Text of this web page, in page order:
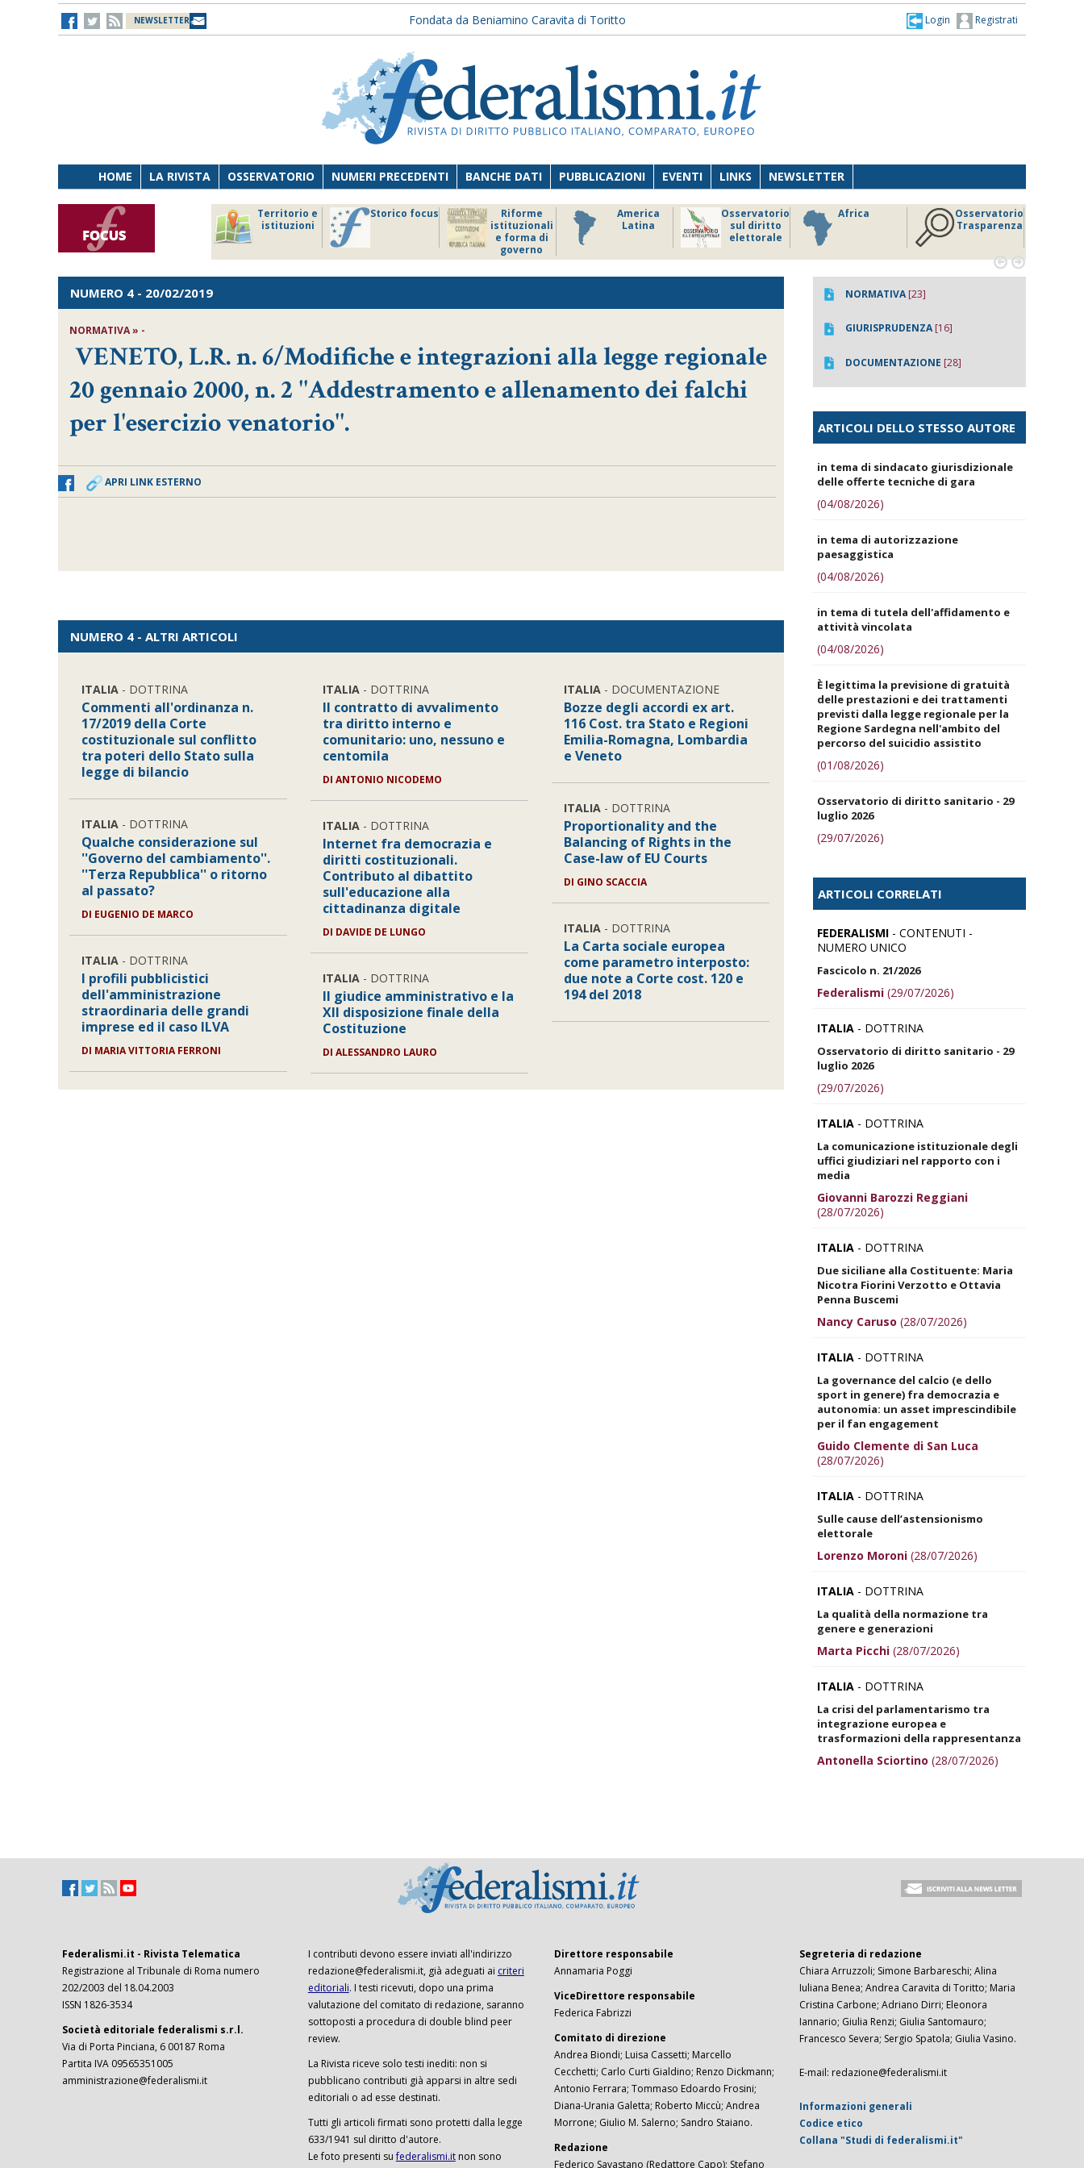
NEWSLETTER Fondata da Beniamino Caravita di Toritto Registrati
Login
HOME LA RIVISTA OSSERVATORIO NUMERI PRECEDENTI BANCHE DATI PUBBLICAZIONI EVENTI LINKS NEWSLETTER
Territorio e
istituzioni
Storico focus
Riforme
istituzionali
e forma di
governo
America
Latina
Osservatorio
sul diritto
elettorale
Africa
Osservatorio
Trasparenza
 
NUMERO 4 - 20/02/2019
NORMATIVA » -
VENETO, L.R. n. 6/Modifiche e integrazioni alla legge regionale
20 gennaio 2000, n. 2 ''Addestramento e allenamento dei falchi
per l'esercizio venatorio''.
APRI LINK ESTERNO
NUMERO 4 - ALTRI ARTICOLI
ITALIA - DOTTRINA
Commenti all'ordinanza n.
17/2019 della Corte
costituzionale sul conflitto
tra poteri dello Stato sulla
legge di bilancio
ITALIA - DOTTRINA
Qualche considerazione sul
''Governo del cambiamento''.
''Terza Repubblica'' o ritorno
al passato?
DI EUGENIO DE MARCO
ITALIA - DOTTRINA
I profili pubblicistici
dell'amministrazione
straordinaria delle grandi
imprese ed il caso ILVA
DI MARIA VITTORIA FERRONI
ITALIA - DOTTRINA
Il contratto di avvalimento
tra diritto interno e
comunitario: uno, nessuno e
centomila
DIANTONIO NICODEMO
ITALIA - DOTTRINA
Internet fra democrazia e
diritti costituzionali.
Contributo al dibattito
sull'educazione alla
cittadinanza digitale
DI DAVIDE DE LUNGO
ITALIA - DOTTRINA
Il giudice amministrativo e la
XII disposizione finale della
Costituzione
DIALESSANDRO LAURO
ITALIA- DOCUMENTAZIONE
Bozze degli accordi ex art.
116 Cost. tra Stato e Regioni
Emilia-Romagna, Lombardia
e Veneto
ITALIA- DOTTRINA
Proportionality and the
Balancing of Rights in the
Case-law of EU Courts
DI GINO SCACCIA
ITALIA- DOTTRINA
La Carta sociale europea
come parametro interposto:
due note a Corte cost. 120 e
194 del 2018
NORMATIVA[23]
GIURISPRUDENZA[16]
DOCUMENTAZIONE [28]
ARTICOLI DELLO STESSO AUTORE
in tema di sindacato giurisdizionale
delle offerte tecniche di gara
(04/08/2026)
in tema di autorizzazione
paesaggistica
(04/08/2026)
in tema di tutela dell'affidamento e
attività vincolata
(04/08/2026)
È legittima la previsione di gratuità
delle prestazioni e dei trattamenti
previsti dalla legge regionale per la
Regione Sardegna nell'ambito del
percorso del suicidio assistito
(01/08/2026)
Osservatorio di diritto sanitario - 29
luglio 2026
(29/07/2026)
ARTICOLI CORRELATI
FEDERALISMI - CONTENUTI -
NUMERO UNICO
Fascicolo n. 21/2026
Federalismi (29/07/2026)
ITALIA - DOTTRINA
Osservatorio di diritto sanitario - 29
luglio 2026
(29/07/2026)
ITALIA - DOTTRINA
La comunicazione istituzionale degli
uffici giudiziari nel rapporto con i
media
Giovanni Barozzi Reggiani
(28/07/2026)
ITALIA - DOTTRINA
Due siciliane alla Costituente: Maria
Nicotra Fiorini Verzotto e Ottavia
Penna Buscemi
Nancy Caruso (28/07/2026)
ITALIA - DOTTRINA
La governance del calcio (e dello
sport in genere) fra democrazia e
autonomia: un asset imprescindibile
per il fan engagement
Guido Clemente di San Luca
(28/07/2026)
ITALIA - DOTTRINA
Sulle cause dell’astensionismo
elettorale
Lorenzo Moroni (28/07/2026)
ITALIA - DOTTRINA
La qualità della normazione tra
genere e generazioni
Marta Picchi (28/07/2026)
ITALIA - DOTTRINA
La crisi del parlamentarismo tra
integrazione europea e
trasformazioni della rappresentanza
Antonella Sciortino (28/07/2026)
Federalismi.it - Rivista Telematica
Registrazione al Tribunale di Roma numero
202/2003 del 18.04.2003
ISSN 1826-3534
Società editoriale federalismi s.r.l.
Via di Porta Pinciana, 6 00187 Roma
Partita IVA 09565351005
amministrazione@federalismi.it
I contributi devono essere inviati all'indirizzo
redazione@federalismi.it, già adeguati ai criteri
editoriali. I testi ricevuti, dopo una prima
valutazione del comitato di redazione, saranno
sottoposti a procedura di double blind peer
review.
La Rivista riceve solo testi inediti: non si
pubblicano contributi già apparsi in altre sedi
editoriali o ad esse destinati.
Tutti gli articoli firmati sono protetti dalla legge
633/1941 sul diritto d'autore.
Le foto presenti sufederalismi.itnon sono
Direttore responsabile
Annamaria Poggi
ViceDirettore responsabile
Federica Fabrizzi
Comitato di direzione
Andrea Biondi; Luisa Cassetti; Marcello
Cecchetti; Carlo Curti Gialdino; Renzo Dickmann;
Antonio Ferrara; Tommaso Edoardo Frosini;
Diana-Urania Galetta; Roberto Miccù; Andrea
Morrone; Giulio M. Salerno; Sandro Staiano.
Redazione
Federico Savastano (Redattore Capo); Stefano
Segreteria di redazione
Chiara Arruzzoli; Simone Barbareschi; Alina
Iuliana Benea; Andrea Caravita di Toritto; Maria
Cristina Carbone; Adriano Dirri; Eleonora
Iannario; Giulia Renzi; Giulia Santomauro;
Francesco Severa; Sergio Spatola; Giulia Vasino.
E-mail: redazione@federalismi.it
Informazioni generali
Codice etico
Collana "Studi di federalismi.it"